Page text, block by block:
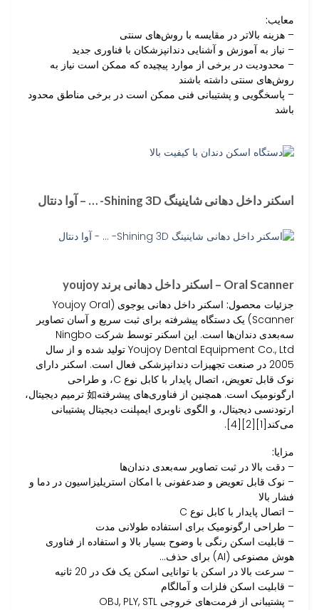
معایب:
– هزینه بالاتر در مقایسه با روش‌های سنتی
– نیاز به آموزش و آشنایی دندانپزشکان با فناوری جدید
– محدودیت در برخی از موارد پیچیده که ممکن است نیاز به
روش‌های سنتی داشته باشند
– پاسخگویی و پشتیبانی فنی ممکن است در برخی مناطق محدود
باشد
اسکنر داخل دهانی شاینینگ Shining 3D- … – آوا دنتال
Oral Scanner – اسکنر داخل دهانی برند youjoy
جزئیات محصول:
اسکنر داخل دهانی یوجوی (Youjoy Oral
Scanner) یک دستگاه پیشرفته برای ثبت سریع و آسان تصاویر
سه‌بعدی دندان‌ها است. این اسکنر توسط شرکت Ningbo
Youjoy Dental Equipment Co., Ltd تولید شده و از سال
2005 در صنعت تجهیزات دندانپزشکی فعال است. اسکنر دارای
نوک قابل تعویض، اتصال پایدار با کابل نوع C، و طراحی
ارگونومیک است. همچنین از فناوری‌های پیشرفته如 ترمیم دیجیتال،
ارتودنسی دیجیتال، و الگوی ناوبری ایمپلنت دیجیتال پشتیبانی
می‌کند[1][2][4].
مزایا:
– دقت بالا در ثبت تصاویر سه‌بعدی دندان‌ها
– نوک قابل تعویض و ضدعفونی با امکان استریلیزاسیون در دما و
فشار بالا
– اتصال پایدار با کابل نوع C
– طراحی ارگونومیک برای استفاده طولانی مدت
– قابلیت اسکن رنگی با وضوح بسیار بالا و استفاده از فناوری
هوش مصنوعی (AI) برای حذف…
– سرعت بالا در اسکن با توانایی اسکن یک فک در 20 ثانیه
– قابلیت اسکن فلزات و آمالگام
– پشتیبانی از فرمت‌های خروجی OBJ, PLY, STL